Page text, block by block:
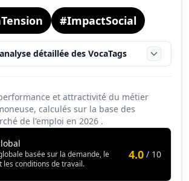
#ImpactSocial
détaillée des VocaTags
et attractivité du métier
calculés sur la base des
de l'emploi en 2026 .
basée sur la demande, le
les conditions de travail.
4.0 / 10